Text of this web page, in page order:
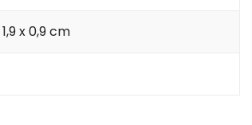
x 0,9 cm